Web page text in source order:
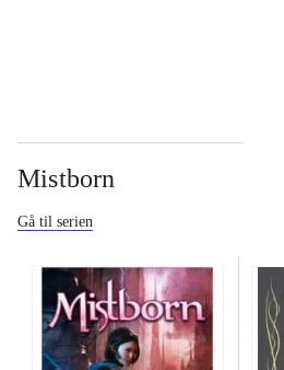
Mistborn
Gå til serien